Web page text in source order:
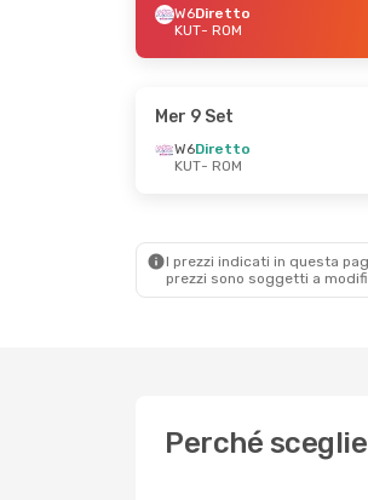
W6Diretto
KUT- ROM
Mer 9 Set
W6Diretto
KUT- ROM
I prezzi indicati in questa
prezzi sono soggetti a
Perché